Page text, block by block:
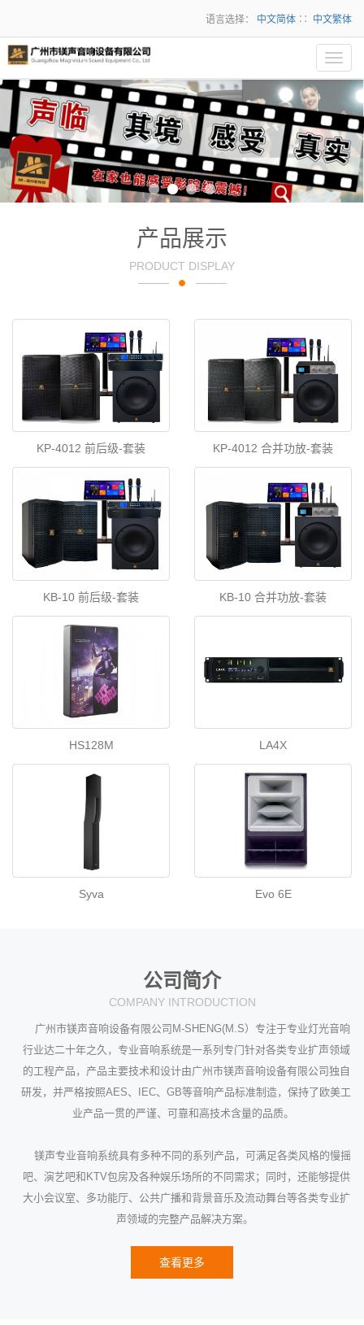
语言选择： 中文简体 ∷ 中文繁体
产品展示
PRODUCT DISPLAY
KP-4012 前后级-套装 KP-4012 合并功放-套装
KB-10 前后级-套装 KB-10 合并功放-套装
HS128M LA4X
Syva Evo 6E
公司简介
COMPANY INTRODUCTION
广州市镁声音响设备有限公司M-SHENG(M.S）专注于专业灯光音响
行业达二十年之久，专业音响系统是一系列专门针对各类专业扩声领域
的工程产品，产品主要技术和设计由广州市镁声音响设备有限公司独自
研发，并严格按照AES、IEC、GB等音响产品标准制造，保持了欧美工
业产品一贯的严谨、可靠和高技术含量的品质。
镁声专业音响系统具有多种不同的系列产品，可满足各类风格的慢摇
吧、演艺吧和KTV包房及各种娱乐场所的不同需求；同时，还能够提供
大小会议室、多功能厅、公共广播和背景音乐及流动舞台等各类专业扩
声领域的完整产品解决方案。
查看更多